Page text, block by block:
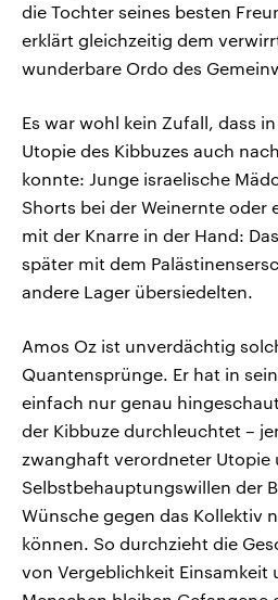
die Tochter seines besten
erklärt gleichzeitig dem
wunderbare Ordo des
Es war wohl kein Zufall, dass
Utopie des Kibbuzes auch
konnte: Junge israelische
Shorts bei der Weinernte oder
mit der Knarre in der Hand:
später mit dem
andere Lager übersiedelten.
Amos Oz ist unverdächtig
Quantensprünge. Er hat in
einfach nur genau
der Kibbuze durchleuchtet –
zwanghaft verordneter Utopie
Selbstbehauptungswillen der
Wünsche gegen das Kollektiv
können. So durchzieht die
von Vergeblichkeit Einsamkeit